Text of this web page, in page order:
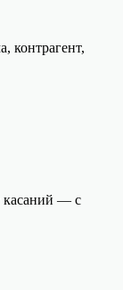
контрагент,
касаний — с